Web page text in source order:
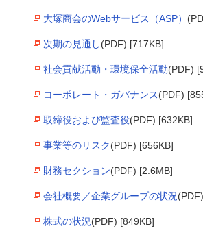
大塚商会のWebサービス（ASP）
次期の見通し(PDF) [717KB]
社会貢献活動・環境保全活動(PDF)
コーポレート・ガバナンス(PDF)
取締役および監査役(PDF) [632KB]
事業等のリスク(PDF) [656KB]
財務セクション(PDF) [2.6MB]
会社概要／企業グループの状況
株式の状況(PDF) [849KB]